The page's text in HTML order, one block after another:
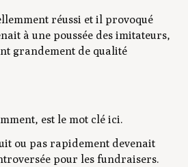
réussi et il provoqué
à une poussée des imitateurs,
grandement de qualité
est le mot clé ici.
ou pas rapidement devenait
pour les fundraisers.